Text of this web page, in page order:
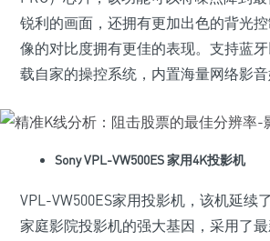
锐利的画面，还拥有更加出色的背光
像的对比度拥有更佳的表现。支持蓝
载自家的操控系统，内置海量网络影音
Sony VPL-VW500ES 家用4K投影机
VPL-VW500ES家用投影机，该机延续
家庭影院投影机的强大基因，采用了